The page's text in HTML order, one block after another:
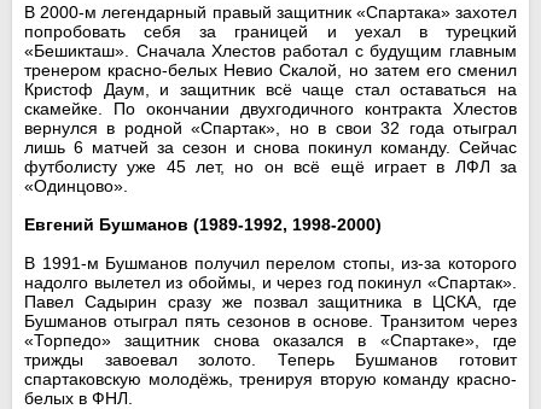
В 2000-м легендарный правый защитник «Спартака» захотел
попробовать себя за границей и уехал в турецкий
«Бешикташ». Сначала Хлестов работал с будущим главным
тренером красно-белых Невио Скалой, но затем его сменил
Кристоф Даум, и защитник всё чаще стал оставаться на
скамейке. По окончании двухгодичного контракта Хлестов
вернулся в родной «Спартак», но в свои 32 года отыграл
лишь 6 матчей за сезон и снова покинул команду. Сейчас
футболисту уже 45 лет, но он всё ещё играет в ЛФЛ за
«Одинцово».
Евгений Бушманов (1989-1992, 1998-2000)
В 1991-м Бушманов получил перелом стопы, из-за которого
надолго вылетел из обоймы, и через год покинул «Спартак».
Павел Садырин сразу же позвал защитника в ЦСКА, где
Бушманов отыграл пять сезонов в основе. Транзитом через
«Торпедо» защитник снова оказался в «Спартаке», где
трижды завоевал золото. Теперь Бушманов готовит
спартаковскую молодёжь, тренируя вторую команду красно-
белых в ФНЛ.